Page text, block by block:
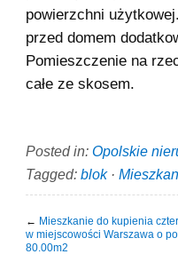
powierzchni
przed domem
Pomieszczenie na
całe ze skosem.
Posted in: Opolskie
Tagged: blok·
← Mieszkanie do kupienia
w miejscowości Warszawa o
80.00m2